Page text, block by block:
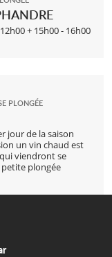
+ 15h00 - 16h00
PLONGÉE
jour de la saison
un vin chaud est
viendront se
plongée